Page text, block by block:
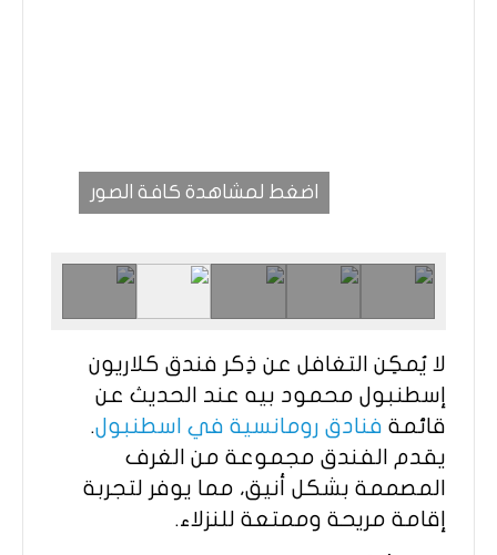
اضغط لمشاهدة كافة الصور
لا يُمكِن التغافل عن ذِكر فندق كلاريون
إسطنبول محمود بيه عند الحديث عن
قائمة فنادق رومانسية في اسطنبول.
يقدم الفندق مجموعة من الغرف
المصممة بشكل أنيق، مما يوفر لتجربة
إقامة مريحة وممتعة للنزلاء.